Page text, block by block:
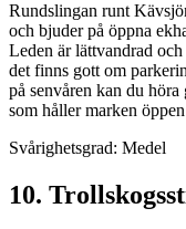
Rundslingan runt
och bjuder på öppna
Leden är lättvandrad
det finns gott om
på senvåren kan du
som håller marken
Svårighetsgrad: Medel
10.